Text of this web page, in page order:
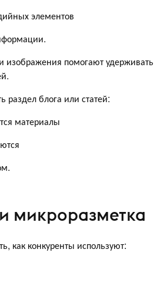
элементов
изображения помогают удерживать
раздел блога или статей:
материалы
микроразметка
как конкуренты используют: